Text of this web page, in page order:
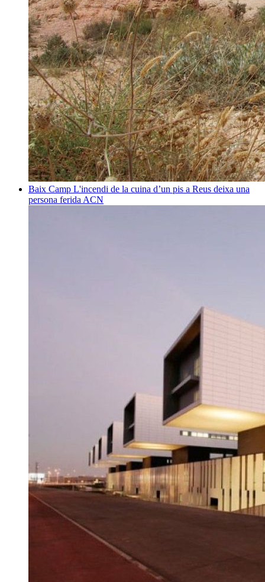
Baix Camp L'incendi de la cuina d’un pis a Reus deixa una
persona ferida ACN